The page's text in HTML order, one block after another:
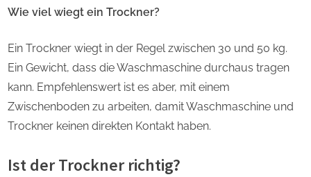
Wie viel wiegt ein Trockner?
Ein Trockner wiegt in der Regel zwischen 30 und 50 kg.
Ein Gewicht, dass die Waschmaschine durchaus tragen
kann. Empfehlenswert ist es aber, mit einem
Zwischenboden zu arbeiten, damit Waschmaschine und
Trockner keinen direkten Kontakt haben.
Ist der Trockner richtig?